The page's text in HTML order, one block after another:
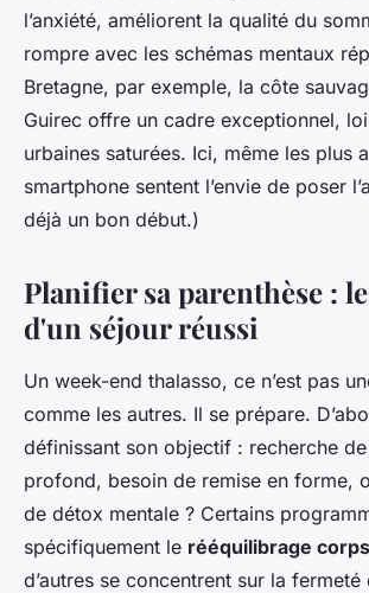
l’anxiété, améliorent la qualité du
rompre avec les schémas mentaux
Bretagne, par exemple, la côte
Guirec offre un cadre exceptionnel,
urbaines saturées. Ici, même les plus
smartphone sentent l’envie de poser
déjà un bon début.)
Planifier sa parenthèse :
d'un séjour réussi
Un week-end thalasso, ce n’est pas
comme les autres. Il se prépare.
définissant son objectif : recherche
profond, besoin de remise en forme,
de détox mentale ? Certains
spécifiquement le rééquilibrage
d’autres se concentrent sur la fermeté